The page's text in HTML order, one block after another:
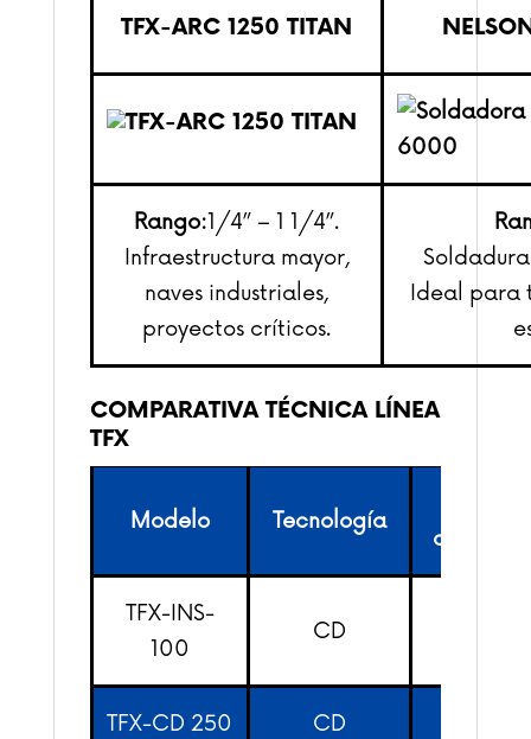
TFX-ARC 1250 TITAN
Rango:1/4” – 1 1/4”.
Infraestructura mayor,
naves industriales,
proyectos críticos.
Ideal para
COMPARATIVA TÉCNICA LÍNEA
TFX
Modelo Tecnología
TFX-INS-
100
CD
TFX-CD 250 CD